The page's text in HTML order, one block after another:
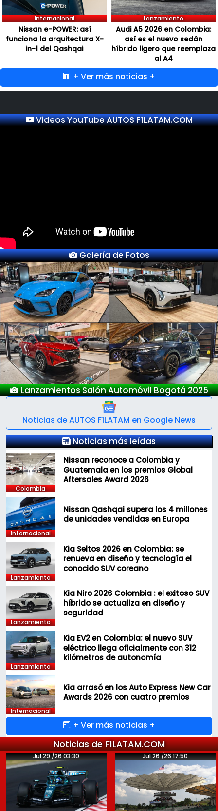
Internacional
Nissan e-POWER: así
funciona la arquitectura X-
in-1 del Qashqai
Lanzamiento
Audi A5 2026 en Colombia:
así es el nuevo sedán
híbrido ligero que reemplaza
al A4
+ Ver más noticias +
Videos YouTube AUTOS F1LATAM.COM
Galería de Fotos
Nuevo Deepal S05
Previous Next
Noticias de AUTOS F1LATAM en Google News
Noticias más leídas
Colombia
Nissan reconoce a Colombia y
Guatemala en los premios Global
Aftersales Award 2026
Internacional
Nissan Qashqai supera los 4 millones
de unidades vendidas en Europa
Lanzamiento
Kia Seltos 2026 en Colombia: se
renueva en diseño y tecnología el
conocido SUV coreano
Lanzamiento
Kia Niro 2026 Colombia : el exitoso SUV
híbrido se actualiza en diseño y
seguridad
Lanzamiento
Kia EV2 en Colombia: el nuevo SUV
eléctrico llega oficialmente con 312
kilómetros de autonomía
Internacional
Kia arrasó en los Auto Express New Car
Awards 2026 con cuatro premios
+ Ver más noticias +
Noticias de F1LATAM.COM
Jul 29 /26 03:30 Jul 26 /26 17:50